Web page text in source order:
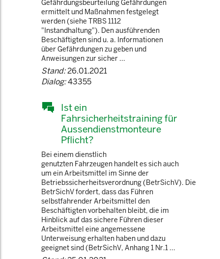
Gefährdungsbeurteilung Gefährdungen
ermittelt und Maßnahmen festgelegt
werden (siehe TRBS 1112
"Instandhaltung"). Den ausführenden
Beschäftigten sind u. a. Informationen
über Gefährdungen zu geben und
Anweisungen zur sicher ...
Stand:26.01.2021
Dialog:43355
Ist ein
Fahrsicherheitstraining für
Aussendienstmonteure
Pflicht?
Bei einem dienstlich
genutzten Fahrzeugen handelt es sich auch
um ein Arbeitsmittel im Sinne der
Betriebssicherheitsverordnung (BetrSichV). Die
BetrSichV fordert, dass das Führen
selbstfahrender Arbeitsmittel den
Beschäftigten vorbehalten bleibt, die im
Hinblick auf das sichere Führen dieser
Arbeitsmittel eine angemessene
Unterweisung erhalten haben und dazu
geeignet sind (BetrSichV, Anhang 1 Nr.1 ...